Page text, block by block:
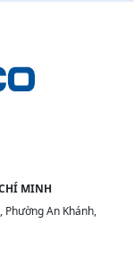
MINH
Phường An Khánh,